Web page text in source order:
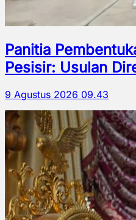
Panitia
Pesisir: Usulan
9 Agustus 2026 09.43